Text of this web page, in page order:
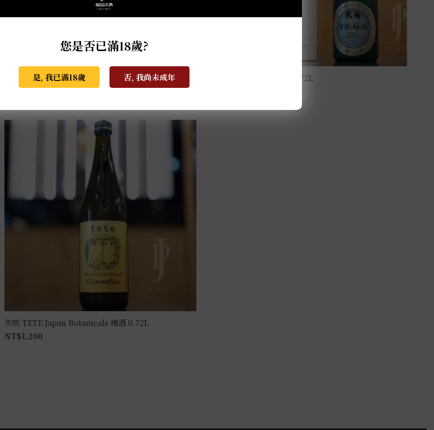
大七-生酛梅酒 0.72L
NT$1,499
大七-生酛梅酒 極上品 0.72L
天吹 TETE Japan Botanicals 梅酒 0.72L
NT$1,200
您是否已滿18歲?
是, 我已滿18歲 否, 我尚未成年